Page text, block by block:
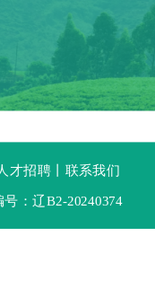
才招聘 联系我们
：辽B2-20240374